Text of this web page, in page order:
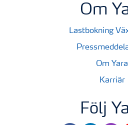
Om
Lastbokning
Om Yara
Karriär
Följ